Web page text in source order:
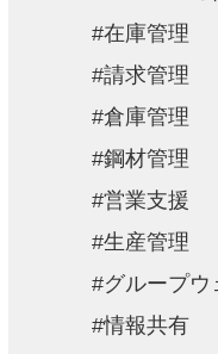
お問
プラ
情報セ
在庫管理
請求管理
倉庫管理
鋼材管理
営業支援
生産管理
グループウ
情報共有